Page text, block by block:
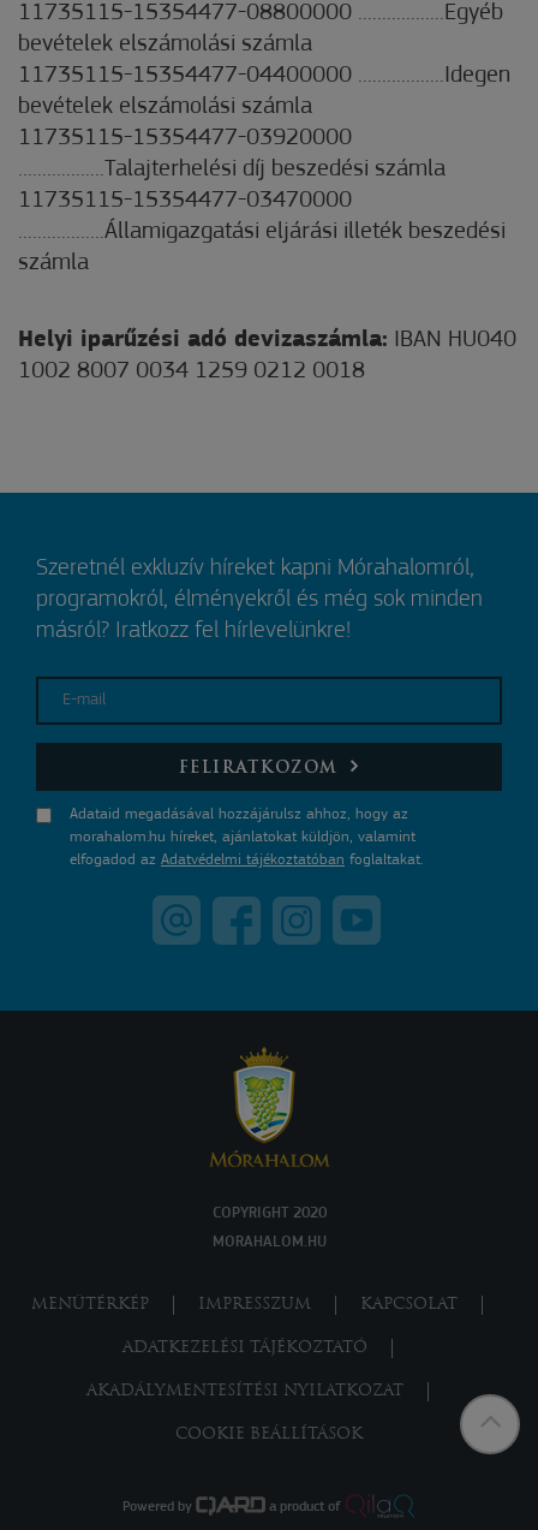
11735115-15354477-08800000 ..................Egyéb
bevételek elszámolási számla
11735115-15354477-04400000 ..................Idegen
bevételek elszámolási számla
11735115-15354477-03920000
..................Talajterhelési díj beszedési számla
11735115-15354477-03470000
..................Államigazgatási eljárási illeték beszedési
számla
Helyi iparűzési adó devizaszámla: IBAN HU040
1002 8007 0034 1259 0212 0018
Szeretnél exkluzív híreket kapni Mórahalomról,
programokról, élményekről és még sok minden
másról? Iratkozz fel hírlevelünkre!
E-mail
FELIRATKOZOM
Adataid megadásával hozzájárulsz ahhoz, hogy az
morahalom.hu híreket, ajánlatokat küldjön, valamint
elfogadod az Adatvédelmi tájékoztatóban foglaltakat.
COPYRIGHT 2020
MORAHALOM.HU
MENÜTÉRKÉP IMPRESSZUM KAPCSOLAT
ADATKEZELÉSI TÁJÉKOZTATÓ
AKADÁLYMENTESÍTÉSI NYILATKOZAT
COOKIE BEÁLLÍTÁSOK
Powered by a product of